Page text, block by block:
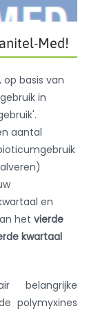
Med!
op basis van
in
aantal
en
het vierde
kwartaal
belangrijke
polymyxines